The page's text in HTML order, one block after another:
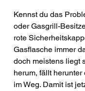
Kennst du das
oder Gasgrill-
rote
Gasflasche immer
doch meistens liegt
herum, fällt herunter
im Weg. Damit ist